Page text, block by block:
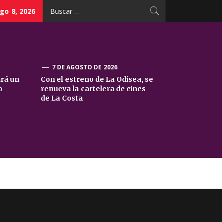
8, 2026
un
7 DE AGOSTO DE 2026
Con el estreno de La Odisea, se
renueva la cartelera de cines
de La Costa